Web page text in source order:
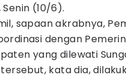
(10/6).
sapaan akrabnya,
dengan
yang dilewati
kata dia,